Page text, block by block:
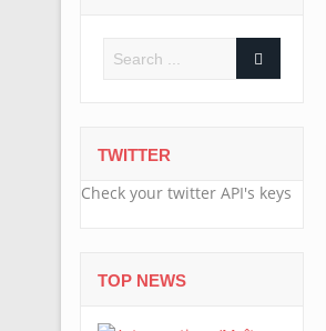
TWITTER
Check your twitter API's keys
TOP NEWS